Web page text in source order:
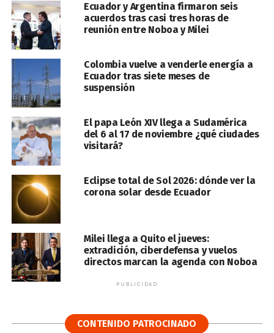
Ecuador y Argentina firmaron seis
acuerdos tras casi tres horas de
reunión entre Noboa y Milei
Colombia vuelve a venderle energía a
Ecuador tras siete meses de
suspensión
El papa León XIV llega a Sudamérica
del 6 al 17 de noviembre ¿qué ciudades
visitará?
Eclipse total de Sol 2026: dónde ver la
corona solar desde Ecuador
Milei llega a Quito el jueves:
extradición, ciberdefensa y vuelos
directos marcan la agenda con Noboa
PUBLICIDAD
CONTENIDO PATROCINADO